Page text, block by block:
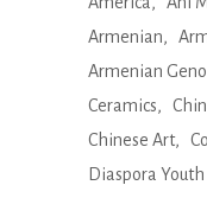
Armenian
Armenian
Ceramics
Chinese Art
Diaspora